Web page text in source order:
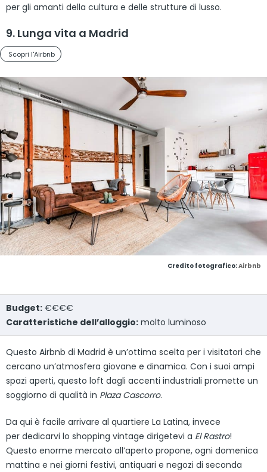
per gli amanti della cultura e delle strutture di lusso.
9. Lunga vita a Madrid
Scopri l'Airbnb
Credito fotografico:Airbnb
Budget: €€€€
Caratteristiche dell’alloggio: molto luminoso
Questo Airbnb di Madrid è un’ottima scelta per i visitatori che
cercano un’atmosfera giovane e dinamica. Con i suoi ampi
spazi aperti, questo loft dagli accenti industriali promette un
soggiorno di qualità in Plaza Cascorro.
Da qui è facile arrivare al quartiere La Latina, invece
per dedicarvi lo shopping vintage dirigetevi a El Rastro!
Questo enorme mercato all’aperto propone, ogni domenica
mattina e nei giorni festivi, antiquari e negozi di seconda